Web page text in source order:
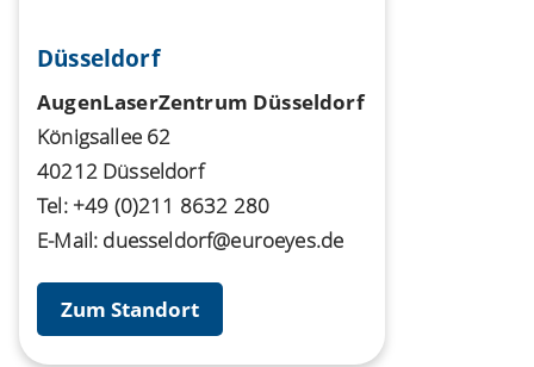
Düsseldorf
AugenLaserZentrum Düsseldorf
Königsallee 62
40212 Düsseldorf
Tel: +49 (0)211 8632 280
E-Mail: duesseldorf@euroeyes.de
Zum Standort